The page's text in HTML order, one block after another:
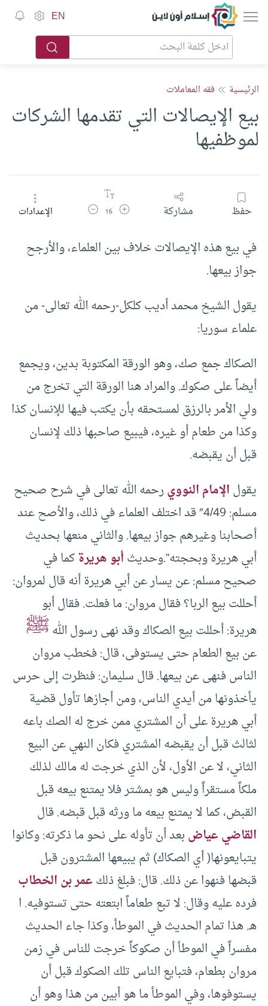
إسلام أون لاين EN
الرئيسية فقه المعاملات
بيع الإيصالات التي تقدمها الشركات
لموظفيها
حفظ مشاركة زيادة حجم الخط
16 تقليل حجم الخطالإعدادات
في بيع هذه الإيصالات خلاف بين العلماء، والأرجح
جواز بيعها.
يقول الشيخ محمد أديب كلكل-رحمه الله تعالى- من
علماء سوريا:
الصكاك جمع صك، وهو الورقة المكتوبة بدين، ويجمع
أيضاً على صكوك. والمراد هنا الورقة التي تخرج من
ولي الأمر بالرزق لمستحقه بأن يكتب فيها للإنسان كذا
وكذا من طعام أو غيره، فيبيع صاحبها ذلك لإنسان
قبل أن يقبضه.
يقولالإمام النوويرحمه الله تعالى في شرح صحيح
مسلم: 4/49″ قد اختلف العلماء في ذلك، والأصح عند
أصحابنا وغيرهم جواز بيعها. والثاني منعها بحديث
أبي هريرة وبحجته”.وحديثأبو هريرةكما في
صحيح مسلم: عن يسار عن أبي هريرة أنه قال لمروان:
أحللت بيع الربا؟ فقال مروان: ما فعلت. فقال أبو
هريرة: أحللت بيع الصكاك وقد نهى رسول اللهﷺ
عن بيع الطعام حتى يستوفى، قال: فخطب مروان
الناس فنهى عن بيعها. قال سليمان: فنظرت إلى حرس
يأخذونها من أيدي الناس، ومن أجازها تأول قضية
أبي هريرة على أن المشتري ممن خرج له الصك باعه
لثالث قبل أن يقبضه المشتري فكان النهي عن البيع
الثاني، لا عن الأول، لأن الذي خرجت له مالك لذلك
ملكاً مستقراً وليس هو بمشتر فلا يمتنع بيعه قبل
القبض، كما لا يمتنع بيعه ما ورثه قبل قبضه. قال
القاضي عياضبعد أن تأوله على نحو ما ذكرته: وكانوا
يتبايعونها( أي الصكاك) ثم يبيعها المشترون قبل
قبضها فنهوا عن ذلك. قال: فبلغ ذلكعمر بن الخطاب
فرده عليه وقال: لا تبع طعاماً ابتعته حتى تستوفيه. ا
هـ. هذا تمام الحديث في الموطأ، وكذا جاء الحديث
مفسراً في الموطأ أن صكوكاً خرجت للناس في زمن
مروان بطعام، فتبايع الناس تلك الصكوك قبل أن
يستوفوها، وفي الموطأ ما هو أبين من هذا وهو أن